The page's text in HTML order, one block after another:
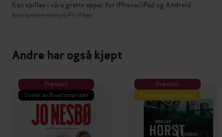
Kan spilles i våre gratis apper for iPhone/iPad og Android
Kan lastes ned på PC/Mac
Andre har også kjøpt
Premium
Vinner av Rivertonprisen
Premium
Første gang på tilbud